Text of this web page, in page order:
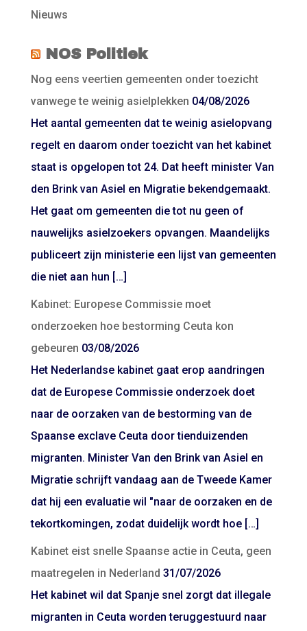
Nieuws
NOS Politiek
Nog eens veertien gemeenten onder toezicht
vanwege te weinig asielplekken 04/08/2026
Het aantal gemeenten dat te weinig asielopvang
regelt en daarom onder toezicht van het kabinet
staat is opgelopen tot 24. Dat heeft minister Van
den Brink van Asiel en Migratie bekendgemaakt.
Het gaat om gemeenten die tot nu geen of
nauwelijks asielzoekers opvangen. Maandelijks
publiceert zijn ministerie een lijst van gemeenten
die niet aan hun […]
Kabinet: Europese Commissie moet
onderzoeken hoe bestorming Ceuta kon
gebeuren 03/08/2026
Het Nederlandse kabinet gaat erop aandringen
dat de Europese Commissie onderzoek doet
naar de oorzaken van de bestorming van de
Spaanse exclave Ceuta door tienduizenden
migranten. Minister Van den Brink van Asiel en
Migratie schrijft vandaag aan de Tweede Kamer
dat hij een evaluatie wil "naar de oorzaken en de
tekortkomingen, zodat duidelijk wordt hoe […]
Kabinet eist snelle Spaanse actie in Ceuta, geen
maatregelen in Nederland 31/07/2026
Het kabinet wil dat Spanje snel zorgt dat illegale
migranten in Ceuta worden teruggestuurd naar